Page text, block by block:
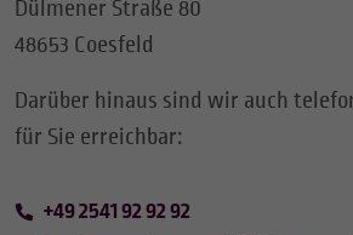
Dülmener Straße 80
48653 Coesfeld
Darüber hinaus sind wir auch
für Sie erreichbar:
+49 2541 92 92 92